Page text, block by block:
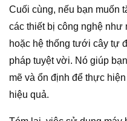
Cuối cùng, nếu bạn muốn
các thiết bị công nghệ
hoặc hệ thống tưới cây tự
pháp tuyệt vời. Nó giúp
mẽ và ổn định để thực
hiệu quả.